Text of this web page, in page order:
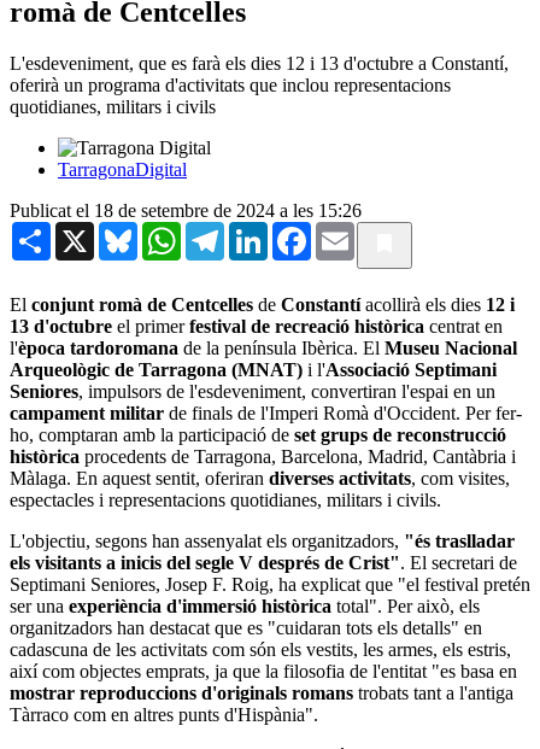
romà de Centcelles
L'esdeveniment, que es farà els dies 12 i 13 d'octubre a Constantí,
oferirà un programa d'activitats que inclou representacions
quotidianes, militars i civils
TarragonaDigital
Publicat el 18 de setembre de 2024 a les 15:26
Share X BlueskyWhatsAppTelegramLinkedInFacebook
Email
El conjunt romà de Centcelles de Constantíacollirà els dies 12 i
13 d'octubre el primerfestival de recreació històrica centrat en
l'època tardoromana de la península Ibèrica. El Museu Nacional
Arqueològic de Tarragona (MNAT) i l'Associació Septimani
Seniores, impulsors de l'esdeveniment, convertiran l'espai en un
campament militar de finals de l'Imperi Romà d'Occident. Per fer-
ho, comptaran amb la participació de set grups de reconstrucció
històrica procedents de Tarragona, Barcelona, Madrid, Cantàbria i
Màlaga. En aquest sentit, oferiran diverses activitats, com visites,
espectacles i representacions quotidianes, militars i civils.
L'objectiu, segons han assenyalat els organitzadors, "és traslladar
els visitants a inicis del segle V després de Crist". El secretari de
Septimani Seniores, Josep F. Roig, ha explicat que "el festival pretén
ser una experiència d'immersió històrica total". Per això, els
organitzadors han destacat que es "cuidaran tots els detalls" en
cadascuna de les activitats com són els vestits, les armes, els estris,
així com objectes emprats, ja que la filosofia de l'entitat "es basa en
mostrar reproduccions d'originals romans trobats tant a l'antiga
Tàrraco com en altres punts d'Hispània".